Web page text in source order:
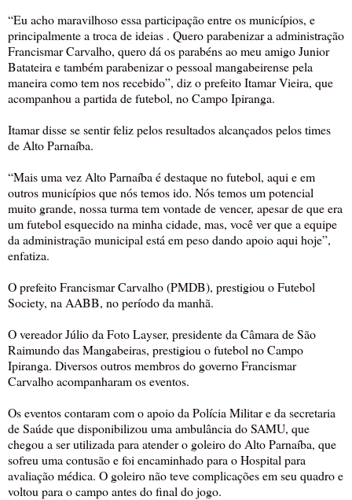
“Eu acho maravilhoso essa participação entre os municípios, e
principalmente a troca de ideias . Quero parabenizar a administração
Francismar Carvalho, quero dá os parabéns ao meu amigo Junior
Batateira e também parabenizar o pessoal mangabeirense pela
maneira como tem nos recebido”, diz o prefeito Itamar Vieira, que
acompanhou a partida de futebol, no Campo Ipiranga.
Itamar disse se sentir feliz pelos resultados alcançados pelos times
de Alto Parnaíba.
“Mais uma vez Alto Parnaíba é destaque no futebol, aqui e em
outros municípios que nós temos ido. Nós temos um potencial
muito grande, nossa turma tem vontade de vencer, apesar de que era
um futebol esquecido na minha cidade, mas, você ver que a equipe
da administração municipal está em peso dando apoio aqui hoje”,
enfatiza.
O prefeito Francismar Carvalho (PMDB), prestigiou o Futebol
Society, na AABB, no período da manhã.
O vereador Júlio da Foto Layser, presidente da Câmara de São
Raimundo das Mangabeiras, prestigiou o futebol no Campo
Ipiranga. Diversos outros membros do governo Francismar
Carvalho acompanharam os eventos.
Os eventos contaram com o apoio da Polícia Militar e da secretaria
de Saúde que disponibilizou uma ambulância do SAMU, que
chegou a ser utilizada para atender o goleiro do Alto Parnaíba, que
sofreu uma contusão e foi encaminhado para o Hospital para
avaliação médica. O goleiro não teve complicações em seu quadro e
voltou para o campo antes do final do jogo.